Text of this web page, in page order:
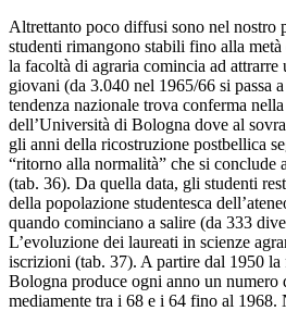
Altrettanto poco diffusi sono nel nostro
studenti rimangono stabili fino alla metà
la facoltà di agraria comincia ad attrarre
giovani (da 3.040 nel 1965/66 si passa
tendenza nazionale trova conferma
dell’Università di Bologna dove al
gli anni della ricostruzione postbellica
“ritorno alla normalità” che si conclude
(tab. 36). Da quella data, gli studenti
della popolazione studentesca
quando cominciano a salire (da 333
L’evoluzione dei laureati in scienze
iscrizioni (tab. 37). A partire dal 1950 la
Bologna produce ogni anno un numero
mediamente tra i 68 e i 64 fino al 1968.